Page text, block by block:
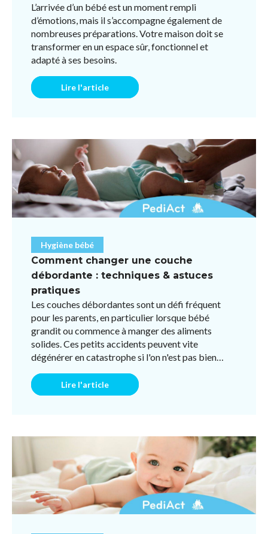
L’arrivée d’un bébé est un moment rempli
d’émotions, mais il s’accompagne également de
nombreuses préparations. Votre maison doit se
transformer en un espace sûr, fonctionnel et
adapté à ses besoins.
Lire l'article
Hygiène bébé
Comment changer une couche
débordante : techniques & astuces
pratiques
Les couches débordantes sont un défi fréquent
pour les parents, en particulier lorsque bébé
grandit ou commence à manger des aliments
solides. Ces petits accidents peuvent vite
dégénérer en catastrophe si l'on n'est pas bien
Lire l'article